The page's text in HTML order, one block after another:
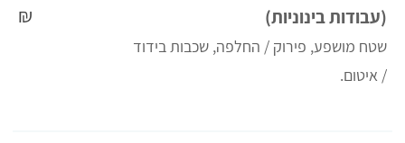
(עבודות בינוניות)
שטח מושפע, פירוק / החלפה, שכבות בידוד
/ איטום.
₪